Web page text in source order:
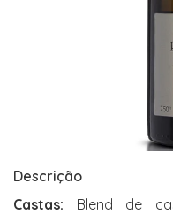
Descrição
Castas: Blend de